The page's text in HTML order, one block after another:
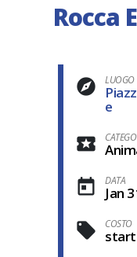
Rocca
LUOGO
e
DATA
Jan
COSTO